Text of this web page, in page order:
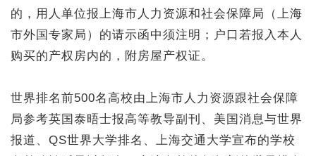
的，用人单位报上海市人力资源和社会保障局（上海
市外国专家局）的请示函中须注明；户口若报入本人
购买的产权房内的，附房屋产权证。
世界排名前500名高校由上海市人力资源跟社会保障
局参考英国泰晤士报高等教导副刊、美国消息与世界
报道、QS世界大学排名、上海交通大学宣布的学校